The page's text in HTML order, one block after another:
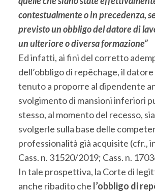
contestualmente o in precedenza,
previsto un obbligo del datore di
un ulteriore o diversa formazione”
Ed infatti, ai fini del corretto
dell’obbligo di repêchage, il
tenuto a proporre al dipendente
svolgimento di mansioni inferiori
stesso, al momento del recesso,
svolgerle sulla base delle
professionalità già acquisite (cfr.,
Cass. n. 31520/2019; Cass. n.
In tale prospettiva, la Corte di
anche ribadito che l’obbligo di